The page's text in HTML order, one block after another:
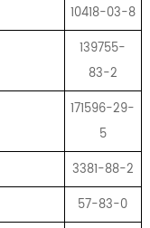
10418-03-8
139755-
83-2
171596-29-
5
3381-88-2
57-83-0